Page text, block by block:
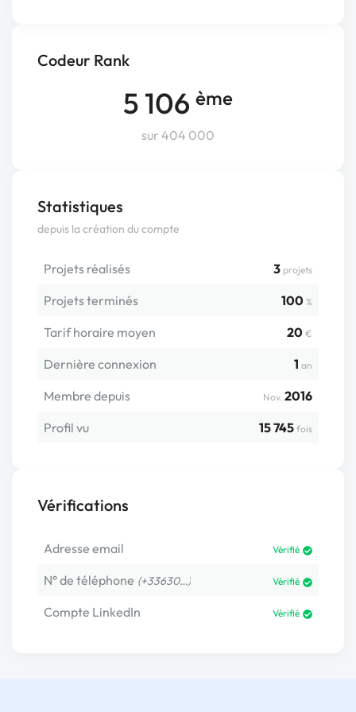
Codeur Rank
5 106 ème
sur 404 000
Statistiques
depuis la création du compte
Projets réalisés 3 projets
Projets terminés 100 %
Tarif horaire moyen 20 €
Dernière connexion 1 an
Membre depuis Nov. 2016
Profil vu
15 745 fois
Vérifications
Adresse email Vérifié
N° de téléphone (+33630…) Vérifié
Compte LinkedIn Vérifié